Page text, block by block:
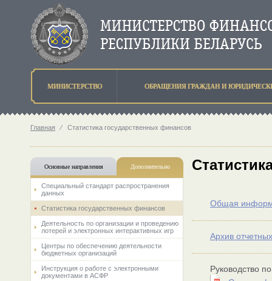
МИНИСТЕРСТВО ОБРАЩЕНИЯ ГРАЖДАН И
Главная ⁄ Статистика государственных финансов
Основные направления Дополнительно
Специальный стандарт распространения
данных
Статистика государственных финансов
Деятельность по организации и проведению
лотерей и электронных интерактивных игр
Центры по обеспечению деятельности
бюджетных организаций
Инструкция о работе с электронными
документами в АСФР
Общая
Архив
Руководство